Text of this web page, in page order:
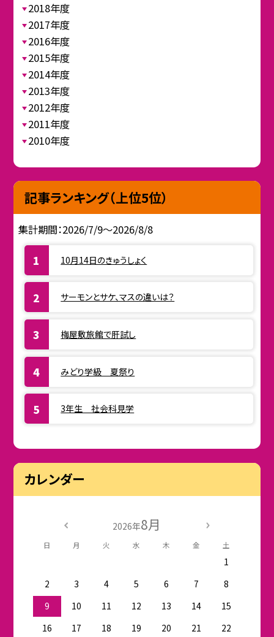
2018年度
2017年度
2016年度
2015年度
2014年度
2013年度
2012年度
2011年度
2010年度
記事ランキング（上位5位）
集計期間：2026/7/9～2026/8/8
10月14日のきゅうしょく
サーモンとサケ、マスの違いは？
梅屋敷旅館で肝試し
みどり学級 夏祭り
3年生 社会科見学
カレンダー
2026年8月
日 月 火 水 木 金 土
1
2
3 4 5 6 7
8
9
10 11 12 13 14
15
16
17 18 19 20 21
22